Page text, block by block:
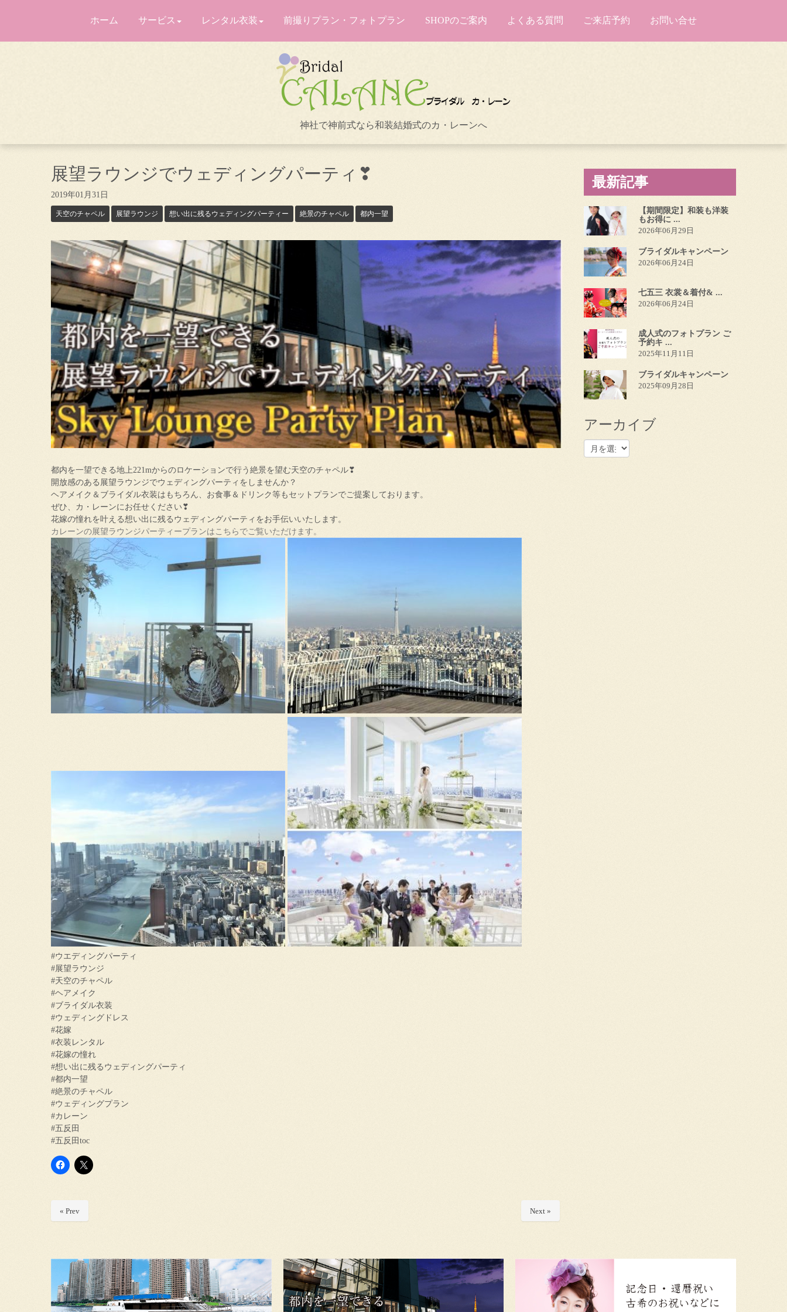
ホーム サービス レンタル衣装 前撮りプラン・フォトプラン SHOPのご案内 よくある質問 ご来店予約 お問い合せ
神社で神前式なら和装結婚式のカ・レーンへ
展望ラウンジでウェディングパーティ❣
2019年01月31日
天空のチャペル 展望ラウンジ 想い出に残るウェディングパーティー 絶景のチャペル 都内一望
都内を一望できる地上221mからのロケーションで行う絶景を望む天空のチャペル❣
開放感のある展望ラウンジでウェディングパーティをしませんか？
ヘアメイク＆ブライダル衣装はもちろん、お食事＆ドリンク等もセットプランでご提案しております。
ぜひ、カ・レーンにお任せください❣
花嫁の憧れを叶える想い出に残るウェディングパーティをお手伝いいたします。
カレーンの展望ラウンジパーティープランはこちらでご覧いただけます。
#ウエディングパーティ
#展望ラウンジ
#天空のチャペル
#ヘアメイク
#ブライダル衣装
#ウェディングドレス
#花嫁
#衣装レンタル
#花嫁の憧れ
#想い出に残るウェディングパーティ
#都内一望
#絶景のチャペル
#ウェディングプラン
#カレーン
#五反田
#五反田toc
« Prev Next »
最新記事
【期間限定】和装も洋装
もお得に ...
2026年06月29日
ブライダルキャンペーン
2026年06月24日
七五三 衣裳＆着付& ...
2026年06月24日
成人式のフォトプラン ご
予約キ ...
2025年11月11日
ブライダルキャンペーン
2025年09月28日
アーカイブ